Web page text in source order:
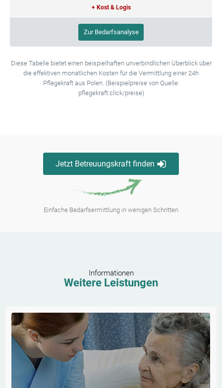
+ Kost & Logis
Zur Bedarfsanalyse
Diese Tabelle bietet einen beispielhaften unverbindlichen Überblick über
die effektiven monatlichen Kosten für die Vermittlung einer 24h
Pflegekraft aus Polen. (Beispielpreise von Quelle:
pflegekraft.click/preise)
Jetzt Betreuungskraft finden
Einfache Bedarfsermittlung in wenigen Schritten
Informationen
Weitere Leistungen